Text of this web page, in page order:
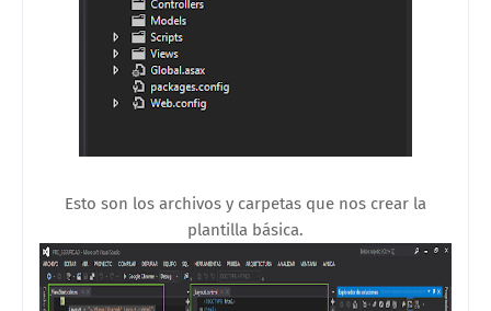
Esto son los archivos y carpetas que nos crear la
plantilla básica.